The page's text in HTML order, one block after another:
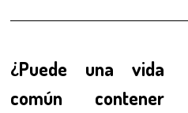
¿Puede una vida
común contener